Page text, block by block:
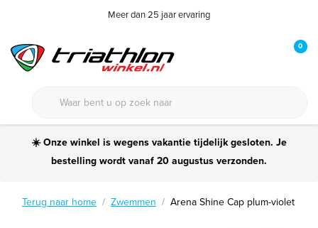
Meer dan 25 jaar ervaring
0
☀️ Onze winkel is wegens vakantie tijdelijk gesloten. Je
bestelling wordt vanaf 20 augustus verzonden.
Terug naar home Zwemmen Arena Shine Cap plum-violet